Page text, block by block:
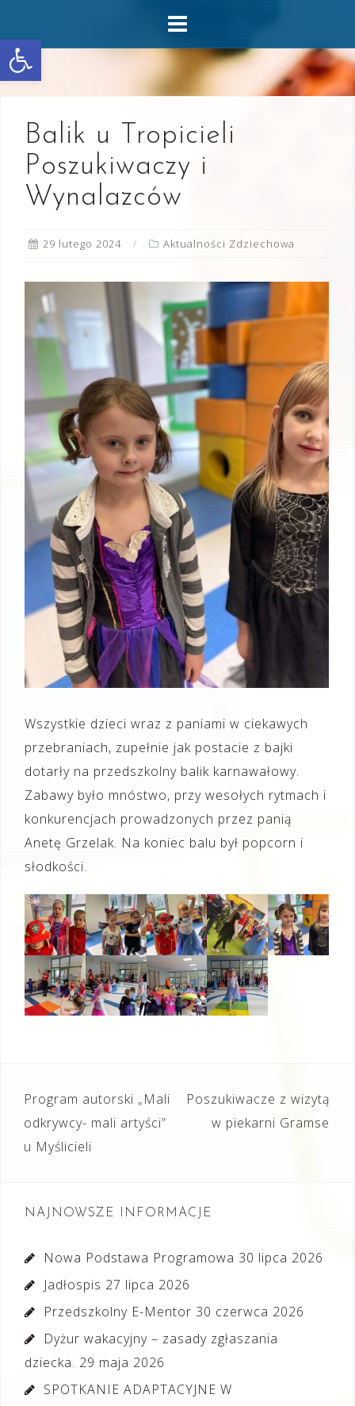
Otwórz pasek narzędzi
content
Balik u Tropicieli
Poszukiwaczy i
Wynalazców
29 lutego 2024 Aktualności Zdziechowa
Wszystkie dzieci wraz z paniami w ciekawych
przebraniach, zupełnie jak postacie z bajki
dotarły na przedszkolny balik karnawałowy.
Zabawy było mnóstwo, przy wesołych rytmach i
konkurencjach prowadzonych przez panią
Anetę Grzelak. Na koniec balu był popcorn i
słodkości.
Nawigacja
wpisu
Program autorski „Mali
odkrywcy- mali artyści”
u Myślicieli
Poszukiwacze z wizytą
w piekarni Gramse
NAJNOWSZE INFORMACJE
Nowa Podstawa Programowa 30 lipca 2026
Jadłospis 27 lipca 2026
Przedszkolny E-Mentor 30 czerwca 2026
Dyżur wakacyjny – zasady zgłaszania
dziecka. 29 maja 2026
SPOTKANIE ADAPTACYJNE W